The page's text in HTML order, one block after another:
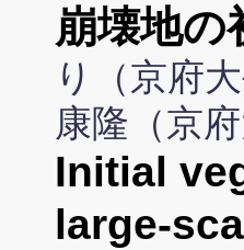
崩壊地の
り（京府
康隆（京
Initial
large-